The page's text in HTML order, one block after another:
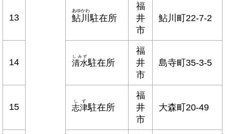
13 鮎川
あゆかわ
駐在所
福
井
市
鮎川町22-7-2
14 清水
しみず
駐在所
福
井
市
島寺町35-3-5
15 志津
しず
駐在所
福
井
市
大森町20-49